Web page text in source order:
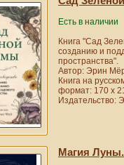
свою
Есть в наличии
Книга "Сад
созданию и
пространства".
Автор: Эрин
Книга на
формат: 170 х
Издательство:
Магия